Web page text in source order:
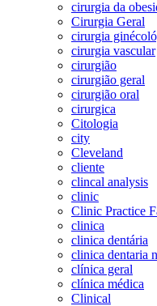
cirurgia da
Cirurgia Geral
cirurgia
cirurgia vascular
cirurgião
cirurgião geral
cirurgião oral
cirurgica
Citologia
city
Cleveland
cliente
clincal analysis
clinic
Clinic Practice
clinica
clinica dentária
clinica dentaria
clínica geral
clínica médica
Clinical